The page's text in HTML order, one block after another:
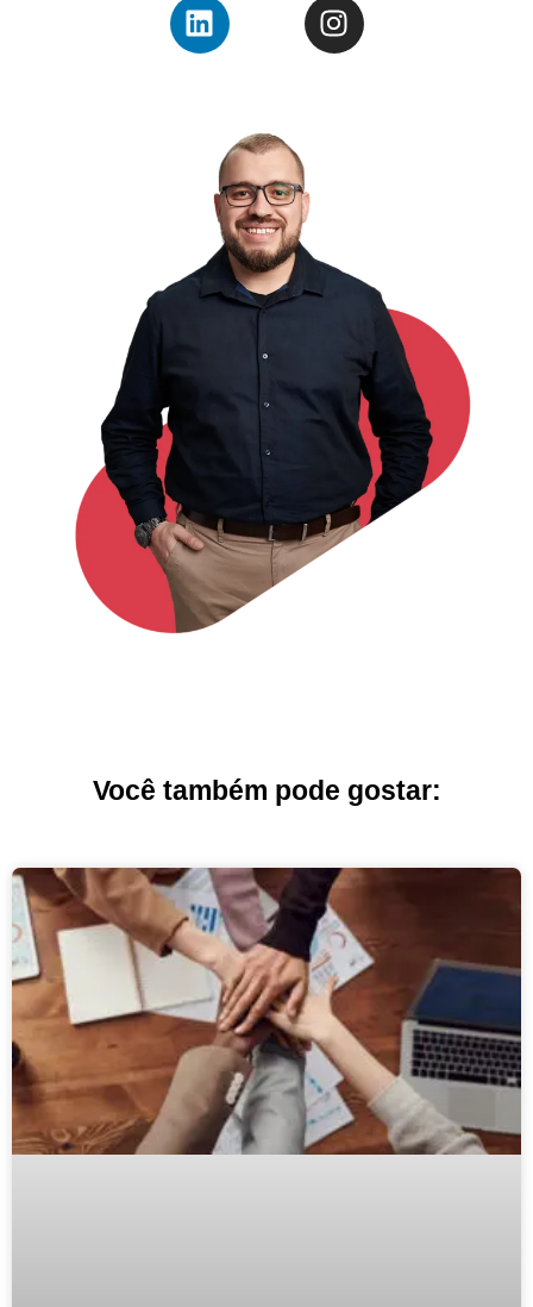
Você também pode gostar: